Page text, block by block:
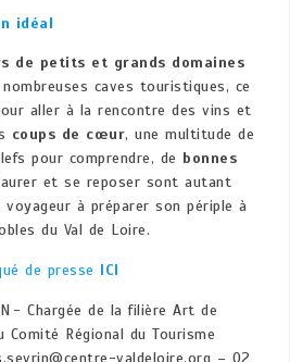
idéal
de petits et grands domaines
caves touristiques, ce
aller à la rencontre des vins et
coups de cœur, une multitude de
pour comprendre, de bonnes
et se reposer sont autant
à préparer son périple à
du Val de Loire.
de presse ICI
- Chargée de la filière Art de
Régional du Tourisme